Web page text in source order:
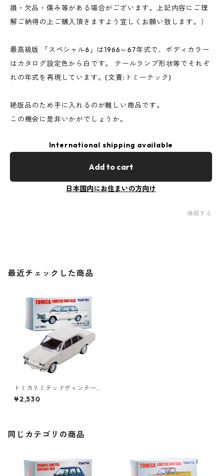
損・欠品・傷み等がある場合がございます。上記内容にご理
解ご納得の上ご購入頂きますよう宜しくお願い致します。）
最高級版 「スペシャル6」は1966～67年式で、ボディカラー
はカタログ設定色から白です。 テールランプ形状等でそれぞ
れの年式を再現しています。(文責:トミーテック)
絶版品のため手に入れるのが難しい商品です。
この機会に是非いかがでしょうか。
International shipping available
Add to cart
日本国内にお住まいの方向け
通報する
最近チェックした商品
トミカリミテッドヴィンテー
ジ LV-95b ニッサン セドリッ
ク スペシャル6 66年式 #3622
¥2,530
同じカテゴリの商品